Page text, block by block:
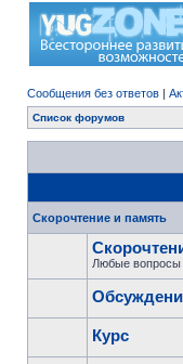
Сообщения без ответов |
Список форумов
Скорочтение и память
Любые вопросы
Курс